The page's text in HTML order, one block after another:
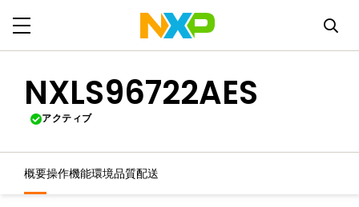
NXLS96722AES
アクティブ
概要操作機能環境品質配送